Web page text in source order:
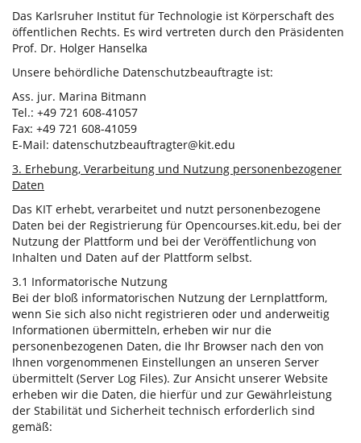
Das Karlsruher Institut für Technologie ist Körperschaft des
öffentlichen Rechts. Es wird vertreten durch den Präsidenten
Prof. Dr. Holger Hanselka
Unsere behördliche Datenschutzbeauftragte ist:
Ass. jur. Marina Bitmann
Tel.: +49 721 608-41057
Fax: +49 721 608-41059
E-Mail: datenschutzbeauftragter@kit.edu
3. Erhebung, Verarbeitung und Nutzung personenbezogener
Daten
Das KIT erhebt, verarbeitet und nutzt personenbezogene
Daten bei der Registrierung für Opencourses.kit.edu, bei der
Nutzung der Plattform und bei der Veröffentlichung von
Inhalten und Daten auf der Plattform selbst.
3.1 Informatorische Nutzung
Bei der bloß informatorischen Nutzung der Lernplattform,
wenn Sie sich also nicht registrieren oder und anderweitig
Informationen übermitteln, erheben wir nur die
personenbezogenen Daten, die Ihr Browser nach den von
Ihnen vorgenommenen Einstellungen an unseren Server
übermittelt (Server Log Files). Zur Ansicht unserer Website
erheben wir die Daten, die hierfür und zur Gewährleistung
der Stabilität und Sicherheit technisch erforderlich sind
gemäß: